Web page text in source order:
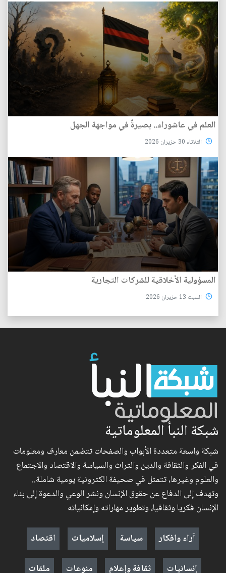
العلم في عاشوراء.. بصيرةٌ في مواجهة الجهل
الثلاثاء 30 حزيران 2026
المسؤولية الأخلاقية للشركات التجارية
السبت 13 حزيران 2026
شبكة النبأ المعلوماتية
شبكة واسعة متعددة الأبواب والصفحات تتضمن معارف ومعلومات
في الفكر والثقافة والدين والتراث والسياسة والاقتصاد والاجتماع
والعلوم وغيرها، تتمثل في صحيفة الكترونية يومية شاملة..
وتهدف إلى الدفاع عن حقوق الإنسان ونشر الوعي والدعوة إلى بناء
الإنسان فكريا وثقافيا، وتطوير مهاراته وإمكانياته
آراء وافكار
سياسة إسلاميات
اقتصاد
إنسانيات
ثقافة وإعلام منوعات ملفات